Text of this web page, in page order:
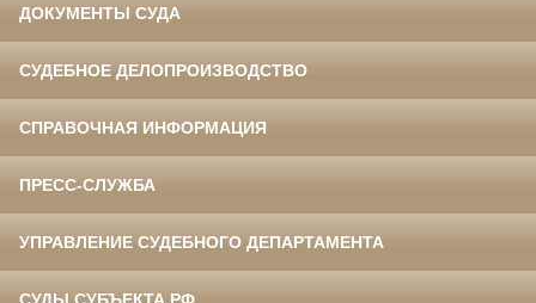
ДОКУМЕНТЫ СУДА
СУДЕБНОЕ ДЕЛОПРОИЗВОДСТВО
СПРАВОЧНАЯ ИНФОРМАЦИЯ
ПРЕСС-СЛУЖБА
УПРАВЛЕНИЕ СУДЕБНОГО ДЕПАРТАМЕНТА